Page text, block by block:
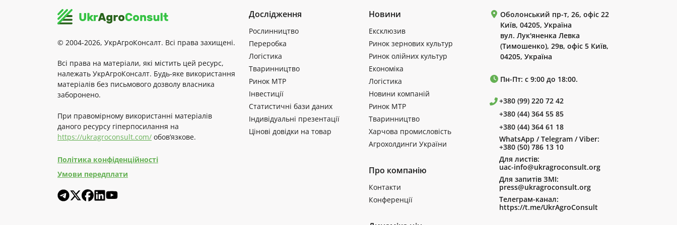
© 2004-2026, УкрАгроКонсалт. Всі права захищені.
Всі права на матеріали, які містить цей ресурс,
належать УкрАгроКонсалт. Будь-яке використання
матеріалів без письмового дозволу власника
заборонено.
При правомірному використанні матеріалів
даного ресурсу гіперпосилання на
https://ukragroconsult.com/ обов’язкове.
Політика конфіденційності
Умови передплати
Дослідження
Рослинництво
Переробка
Логістика
Тваринництво
Ринок МТР
Інвестиції
Статистичні бази даних
Індивідуальні презентації
Цінові довідки на товар
Новини
Ексклюзив
Ринок зернових культур
Ринок олійних культур
Економіка
Логістика
Новини компаній
Ринок МТР
Тваринництво
Харчова промисловість
Агрохолдинги України
Про компанію
Контакти
Конференції
Оболонський пр-т, 26, офіс 22
Київ, 04205, Україна
вул. Лук'яненка Левка
(Тимошенко), 29в, офіс 5 Київ,
04205, Україна
Пн-Пт: с 9:00 до 18:00.
+380 (99) 220 72 42
+380 (44) 364 55 85
+380 (44) 364 61 18
WhatsApp / Telegram / Viber:
+380 (50) 786 13 10
Для листів:
uac-info@ukragroconsult.org
Для запитів ЗМІ:
press@ukragroconsult.org
Телеграм-канал:
https://t.me/UkrAgroConsult